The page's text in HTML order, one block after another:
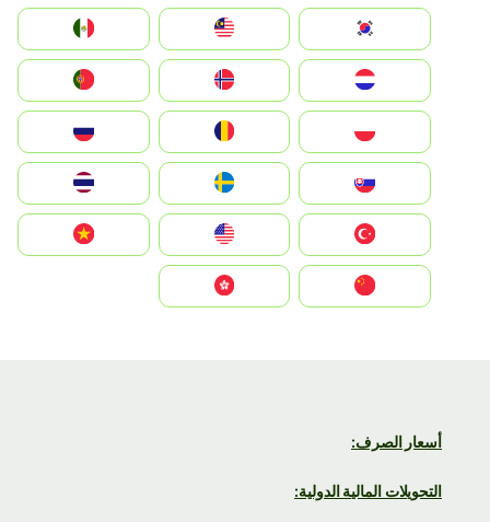
South Korea
Nederland
Portugal
România
Slovensko
United States
Vietnam
أسعار الصرف:
التحويلات المالية الدولية: